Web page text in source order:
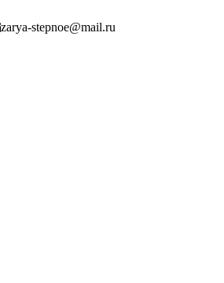
zarya-stepnoe@mail.ru